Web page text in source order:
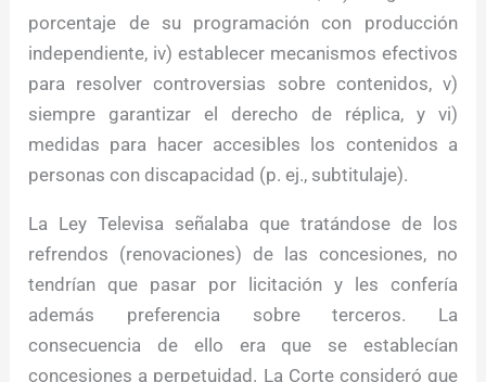
porcentaje de su programación con producción
independiente, iv) establecer mecanismos efectivos
para resolver controversias sobre contenidos, v)
siempre garantizar el derecho de réplica, y vi)
medidas para hacer accesibles los contenidos a
personas con discapacidad (p. ej., subtitulaje).
La Ley Televisa señalaba que tratándose de los
refrendos (renovaciones) de las concesiones, no
tendrían que pasar por licitación y les confería
además preferencia sobre terceros. La
consecuencia de ello era que se establecían
concesiones a perpetuidad. La Corte consideró que